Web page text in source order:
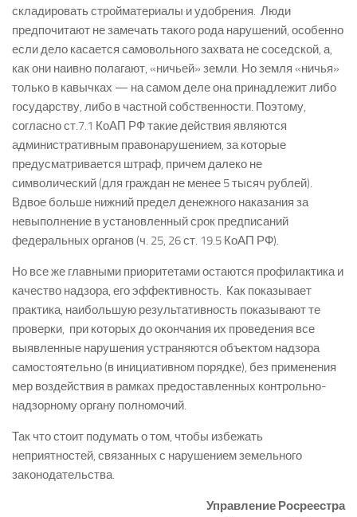
складировать стройматериалы и удобрения. Люди
предпочитают не замечать такого рода нарушений, особенно
если дело касается самовольного захвата не соседской, а,
как они наивно полагают, «ничьей» земли. Но земля «ничья»
только в кавычках — на самом деле она принадлежит либо
государству, либо в частной собственности. Поэтому,
согласно ст.7.1 КоАП РФ такие действия являются
административным правонарушением, за которые
предусматривается штраф, причем далеко не
символический (для граждан не менее 5 тысяч рублей).
Вдвое больше нижний предел денежного наказания за
невыполнение в установленный срок предписаний
федеральных органов (ч. 25, 26 ст. 19.5 КоАП РФ).
Но все же главными приоритетами остаются профилактика и
качество надзора, его эффективность. Как показывает
практика, наибольшую результативность показывают те
проверки, при которых до окончания их проведения все
выявленные нарушения устраняются объектом надзора
самостоятельно (в инициативном порядке), без применения
мер воздействия в рамках предоставленных контрольно-
надзорному органу полномочий.
Так что стоит подумать о том, чтобы избежать
неприятностей, связанных с нарушением земельного
законодательства.
Управление Росреестра